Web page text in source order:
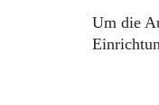
Um die